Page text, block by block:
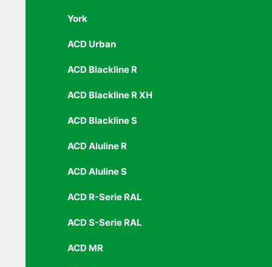
York
ACD Urban
ACD Blackline R
ACD Blackline R XH
ACD Blackline S
ACD Aluline R
ACD Aluline S
ACD R-Serie RAL
ACD S-Serie RAL
ACD MR